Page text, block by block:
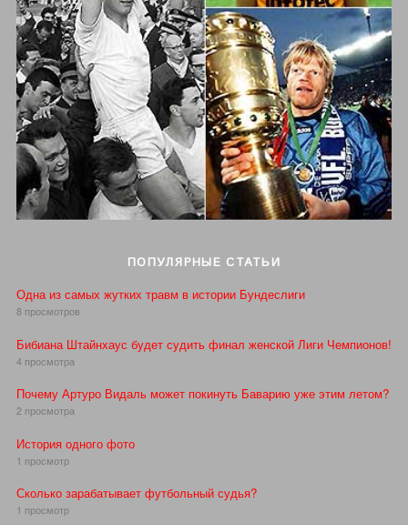
ПОПУЛЯРНЫЕ СТАТЬИ
Одна из самых жутких травм в истории Бундеслиги
8 просмотров
Бибиана Штайнхаус будет судить финал женской Лиги Чемпионов!
4 просмотра
Почему Артуро Видаль может покинуть Баварию уже этим летом?
2 просмотра
История одного фото
1 просмотр
Сколько зарабатывает футбольный судья?
1 просмотр